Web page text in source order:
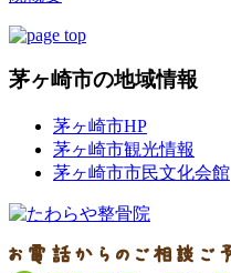
茅ヶ崎市の地域情報
茅ヶ崎市HP
茅ヶ崎市観光情報
茅ヶ崎市市民文化会館